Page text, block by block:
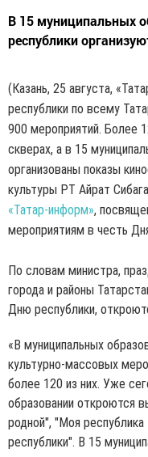
В 15 муниципальных
республики
(Казань, 25 августа,
республики по всему
900 мероприятий. Более
скверах, а в 15
организованы показы
культуры РТ Айрат
«Татар-информ»,
мероприятиям в честь
По словам министра,
города и районы
Дню республики,
«В муниципальных
культурно-массовых
более 120 из них. Уже
образовании откроются
родной", "Моя
республики". В 15